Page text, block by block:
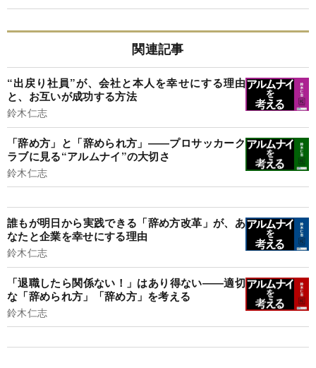
関連記事
“出戻り社員”が、会社と本人を幸せにする理由
と、お互いが成功する方法
鈴木仁志
「辞め方」と「辞められ方」――プロサッカーク
ラブに見る“アルムナイ”の大切さ
鈴木仁志
誰もが明日から実践できる「辞め方改革」が、あ
なたと企業を幸せにする理由
鈴木仁志
「退職したら関係ない！」はあり得ない――適切
な「辞められ方」「辞め方」を考える
鈴木仁志